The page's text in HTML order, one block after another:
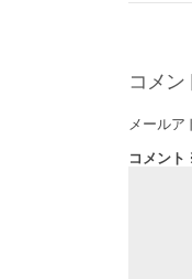
コメン
メールア
コメント